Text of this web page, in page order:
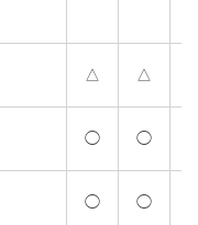
△ △
◯ ◯
◯ ◯